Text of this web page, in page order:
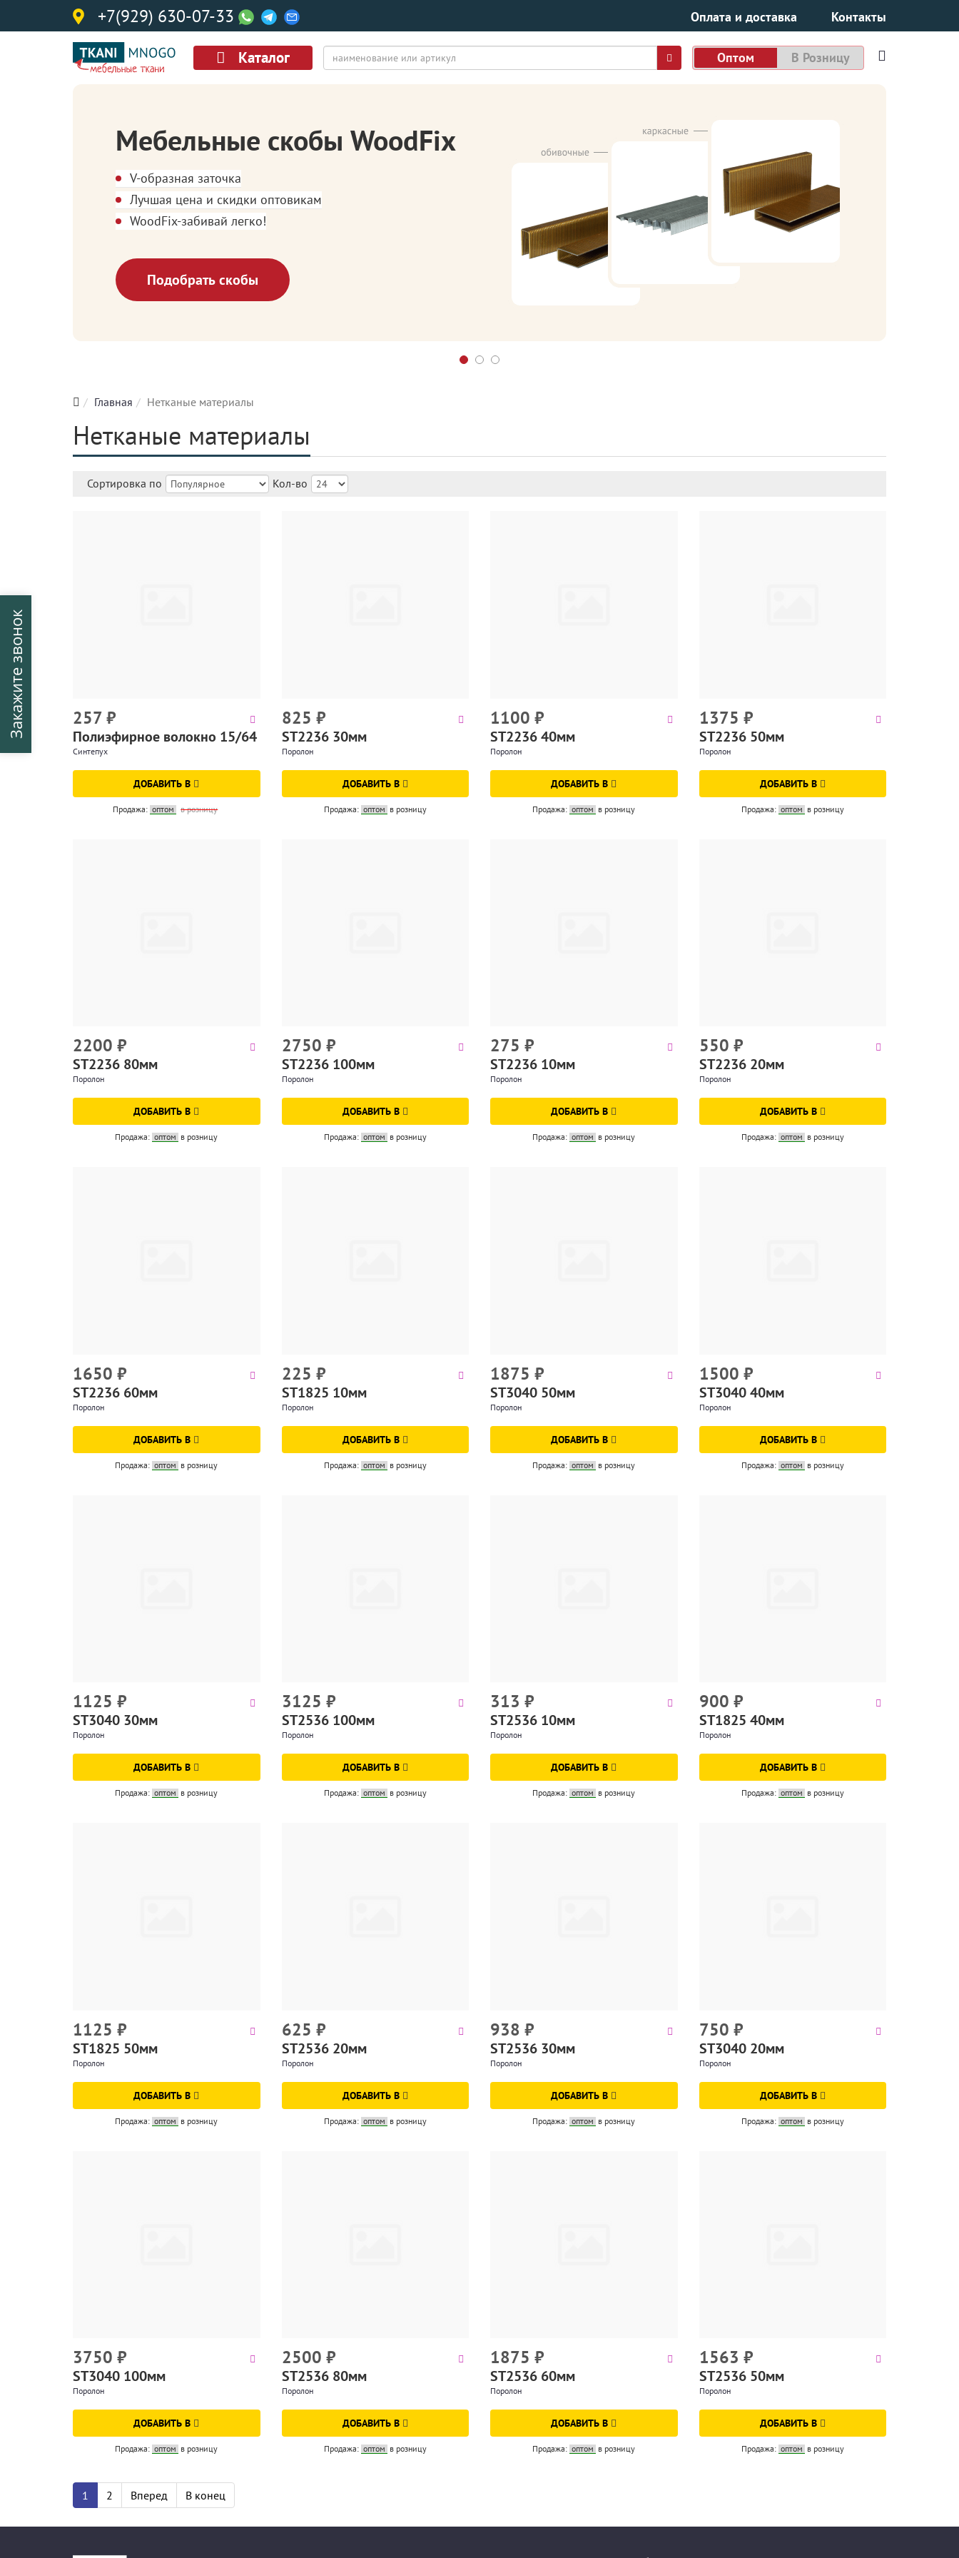
+7(929) 630-07-33 Оплата и доставка Контакты
Каталог Оптом В Розницу
Мебельные скобы WoodFix
V-образная заточка
Лучшая цена и скидки оптовикам
WoodFix-забивай легко!
Подобрать скобы
Главная Нетканые материалы
Нетканые материалы
Сортировка по Кол-во
257₽
Полиэфирное волокно 15/64
Синтепух
ДОБАВИТЬ В
Продажа: оптом в розницу
825 ₽
ST2236 30мм
Поролон
ДОБАВИТЬ В
Продажа: оптом в розницу
1100 ₽
ST2236 40мм
Поролон
ДОБАВИТЬ В
Продажа: оптом в розницу
1375 ₽
ST2236 50мм
Поролон
ДОБАВИТЬ В
Продажа: оптом в розницу
2200 ₽
ST2236 80мм
Поролон
ДОБАВИТЬ В
Продажа: оптом в розницу
2750 ₽
ST2236 100мм
Поролон
ДОБАВИТЬ В
Продажа: оптом в розницу
275 ₽
ST2236 10мм
Поролон
ДОБАВИТЬ В
Продажа: оптом в розницу
550 ₽
ST2236 20мм
Поролон
ДОБАВИТЬ В
Продажа: оптом в розницу
1650 ₽
ST2236 60мм
Поролон
ДОБАВИТЬ В
Продажа: оптом в розницу
225 ₽
ST1825 10мм
Поролон
ДОБАВИТЬ В
Продажа: оптом в розницу
1875 ₽
ST3040 50мм
Поролон
ДОБАВИТЬ В
Продажа: оптом в розницу
1500 ₽
ST3040 40мм
Поролон
ДОБАВИТЬ В
Продажа: оптом в розницу
1125 ₽
ST3040 30мм
Поролон
ДОБАВИТЬ В
Продажа: оптом в розницу
3125 ₽
ST2536 100мм
Поролон
ДОБАВИТЬ В
Продажа: оптом в розницу
313 ₽
ST2536 10мм
Поролон
ДОБАВИТЬ В
Продажа: оптом в розницу
900 ₽
ST1825 40мм
Поролон
ДОБАВИТЬ В
Продажа: оптом в розницу
1125 ₽
ST1825 50мм
Поролон
ДОБАВИТЬ В
Продажа: оптом в розницу
625 ₽
ST2536 20мм
Поролон
ДОБАВИТЬ В
Продажа: оптом в розницу
938 ₽
ST2536 30мм
Поролон
ДОБАВИТЬ В
Продажа: оптом в розницу
750 ₽
ST3040 20мм
Поролон
ДОБАВИТЬ В
Продажа: оптом в розницу
3750 ₽
ST3040 100мм
Поролон
ДОБАВИТЬ В
Продажа: оптом в розницу
2500 ₽
ST2536 80мм
Поролон
ДОБАВИТЬ В
Продажа: оптом в розницу
1875 ₽
ST2536 60мм
Поролон
ДОБАВИТЬ В
Продажа: оптом в розницу
1563 ₽
ST2536 50мм
Поролон
ДОБАВИТЬ В
Продажа: оптом в розницу
1 2 Вперед В конец
Закажите звонок